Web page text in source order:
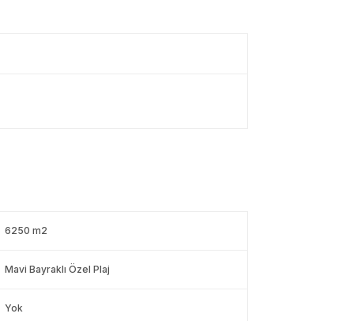
6250 m2
Mavi Bayraklı Özel Plaj
Yok